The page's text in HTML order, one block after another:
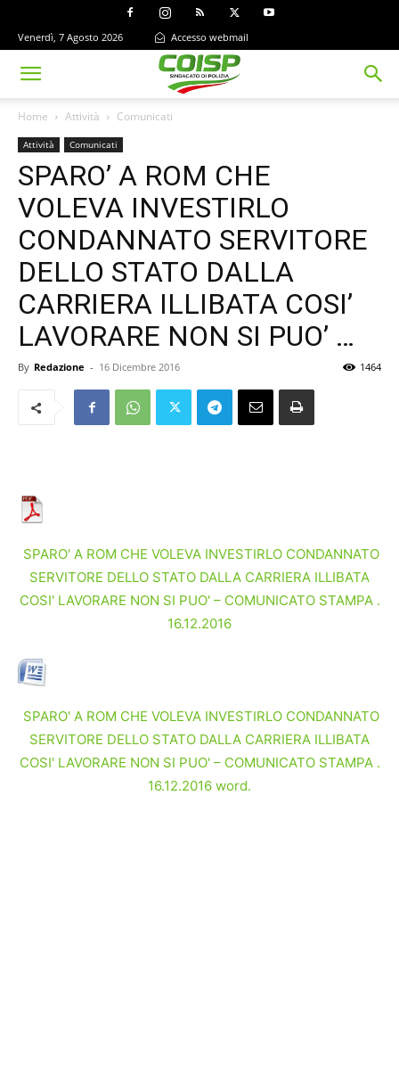
Venerdì, 7 Agosto 2026 Accesso webmail
Home Attività Comunicati
Attività Comunicati
SPARO’ A ROM CHE
VOLEVA INVESTIRLO
CONDANNATO SERVITORE
DELLO STATO DALLA
CARRIERA ILLIBATA COSI’
LAVORARE NON SI PUO’ …
By Redazione - 16 Dicembre 2016 1464
SPARO' A ROM CHE VOLEVA INVESTIRLO CONDANNATO
SERVITORE DELLO STATO DALLA CARRIERA ILLIBATA
COSI' LAVORARE NON SI PUO' – COMUNICATO STAMPA .
16.12.2016
SPARO' A ROM CHE VOLEVA INVESTIRLO CONDANNATO
SERVITORE DELLO STATO DALLA CARRIERA ILLIBATA
COSI' LAVORARE NON SI PUO' – COMUNICATO STAMPA .
16.12.2016 word.